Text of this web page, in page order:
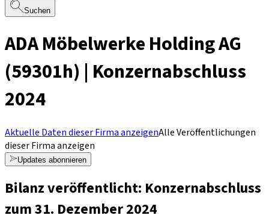
Suchen
ADA Möbelwerke Holding AG
(59301h) | Konzernabschluss
2024
Aktuelle Daten dieser Firma anzeigenAlle Veröffentlichungen
dieser Firma anzeigen
Updates abonnieren
Bilanz veröffentlicht: Konzernabschluss
zum 31. Dezember 2024